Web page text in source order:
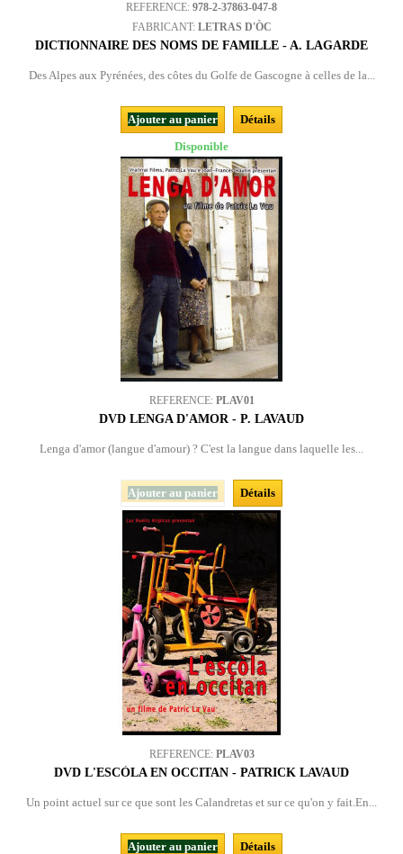
REFERENCE: 978-2-37863-047-8
FABRICANT: LETRAS D'ÒC
DICTIONNAIRE DES NOMS DE FAMILLE - A. LAGARDE
Des Alpes aux Pyrénées, des côtes du Golfe de Gascogne à celles de la...
Ajouter au panier
Détails
Disponible
REFERENCE: PLAV01
DVD LENGA D'AMOR - P. LAVAUD
Lenga d'amor (langue d'amour) ? C'est la langue dans laquelle les...
Ajouter au panier Détails
REFERENCE: PLAV03
DVD L'ESCÒLA EN OCCITAN - PATRICK LAVAUD
Un point actuel sur ce que sont les Calandretas et sur ce qu'on y fait.En...
Ajouter au panier
Détails